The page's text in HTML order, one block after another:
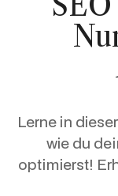
Lerne in
wie du
optimierst!